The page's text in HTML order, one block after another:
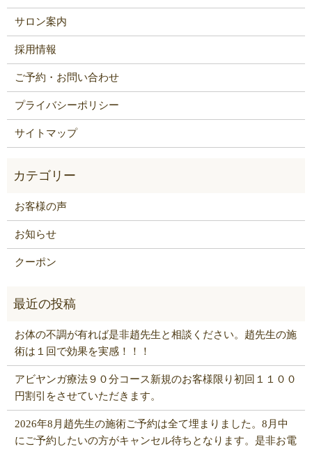
サロン案内
採用情報
ご予約・お問い合わせ
プライバシーポリシー
サイトマップ
お客様の声
お知らせ
クーポン
お体の不調が有れば是非趙先生と相談ください。趙先生の施
術は１回で効果を実感！！！
アビヤンガ療法９０分コース新規のお客様限り初回１１００
円割引をさせていただきます。
2026年8月趙先生の施術ご予約は全て埋まりました。8月中
にご予約したいの方がキャンセル待ちとなります。是非お電